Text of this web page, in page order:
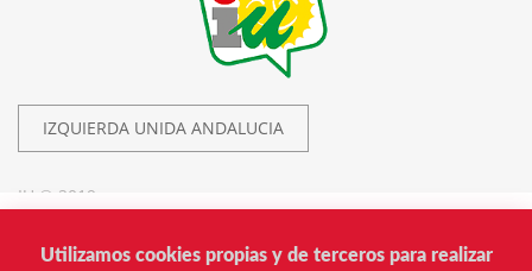
Utilizamos cookies propias y de terceros para realizar
IZQUIERDA UNIDA ANDALUCIA
IU © 2019.